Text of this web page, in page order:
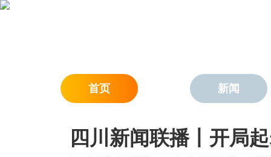
首页 新闻
四川新闻联播丨开局